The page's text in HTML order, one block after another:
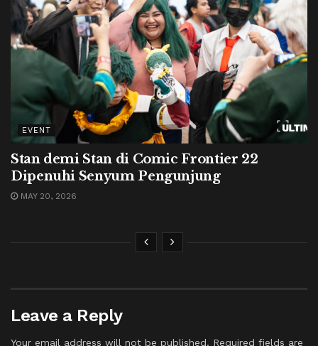
EVENT
Stan demi Stan di Comic Frontier 22
Dipenuhi Senyum Pengunjung
MAY 20, 2026
Leave a Reply
Your email address will not be published. Required fields are